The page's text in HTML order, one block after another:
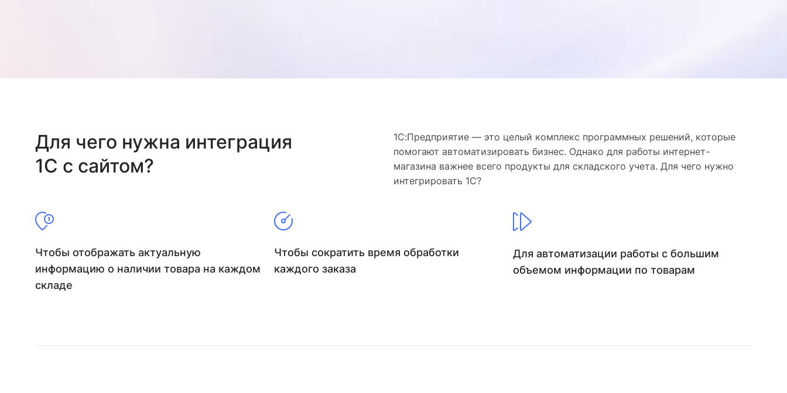
Для чего нужна интеграция
1С с сайтом?
1С:Предприятие — это целый комплекс программных решений, которые
помогают автоматизировать бизнес. Однако для работы интернет-
магазина важнее всего продукты для складского учета. Для чего нужно
интегрировать 1С?
Чтобы отображать актуальную
информацию о наличии товара на каждом
складе
Чтобы сократить время обработки
каждого заказа
Для автоматизации работы с большим
объемом информации по товарам